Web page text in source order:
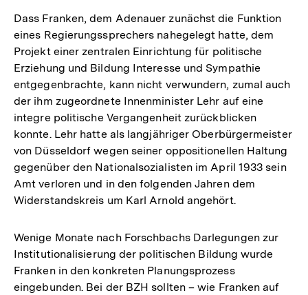
der
Fußnote
Dass Franken, dem Adenauer zunächst die Funktion
eines Regierungssprechers nahegelegt hatte, dem
Projekt einer zentralen Einrichtung für politische
Erziehung und Bildung Interesse und Sympathie
entgegenbrachte, kann nicht verwundern, zumal auch
der ihm zugeordnete Innenminister Lehr auf eine
integre politische Vergangenheit zurückblicken
konnte. Lehr hatte als langjähriger Oberbürgermeister
von Düsseldorf wegen seiner oppositionellen Haltung
gegenüber den Nationalsozialisten im April 1933 sein
Amt verloren und in den folgenden Jahren dem
Widerstandskreis um Karl Arnold angehört.
Wenige Monate nach Forschbachs Darlegungen zur
Institutionalisierung der politischen Bildung wurde
Franken in den konkreten Planungsprozess
eingebunden. Bei der BZH sollten – wie Franken auf